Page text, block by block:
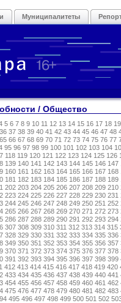
Муниципалитеты
/ Общество
5 6 7 8 9 10 11 12 13 14 15 16 17 18 19
36 37 38 39 40 41 42 43 44 45 46 47 48
65 66 67 68 69 70 71 72 73 74 75 76 77
95 96 97 98 99 100 101 102 103 104
118 119 120 121 122 123 124 125 126
139 140 141 142 143 144 145 146 147
160 161 162 163 164 165 166 167 168
181 182 183 184 185 186 187 188 189
202 203 204 205 206 207 208 209 210
223 224 225 226 227 228 229 230 231
244 245 246 247 248 249 250 251 252
265 266 267 268 269 270 271 272 273
286 287 288 289 290 291 292 293 294
307 308 309 310 311 312 313 314 315
328 329 330 331 332 333 334 335 336
349 350 351 352 353 354 355 356 357
370 371 372 373 374 375 376 377 378
391 392 393 394 395 396 397 398 399
412 413 414 415 416 417 418 419 420
433 434 435 436 437 438 439 440 441
454 455 456 457 458 459 460 461 462
475 476 477 478 479 480 481 482 483
495 496 497 498 499 500 501 502